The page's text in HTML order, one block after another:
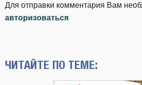
Для отправки комментария Вам
авторизоваться
ЧИТАЙТЕ ПО ТЕМЕ: